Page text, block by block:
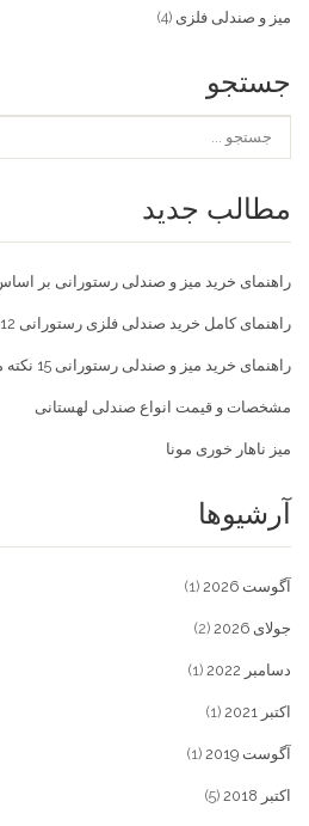
میز و صندلی فلزی (4)
جستجو
مطالب جدید
راهنمای خرید میز و صندلی رستورانی بر
راهنمای کامل خرید صندلی فلزی رستورانی 12 نکته مهم قبل از خرید
راهنمای خرید میز و صندلی رستورانی 15 نکته مهم قبل از خرید
مشخصات و قیمت انواع صندلی لهستانی
میز ناهار خوری مونا
آرشیوها
آگوست 2026 (1)
جولای 2026 (2)
دسامبر 2022 (1)
اکتبر 2021 (1)
آگوست 2019 (1)
اکتبر 2018 (5)